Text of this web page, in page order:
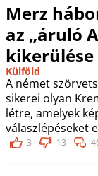
Merz
az „áruló
kikerülése
Külföld
A német
sikerei olyan
létre, amelyek
válaszlépéseket
3 13